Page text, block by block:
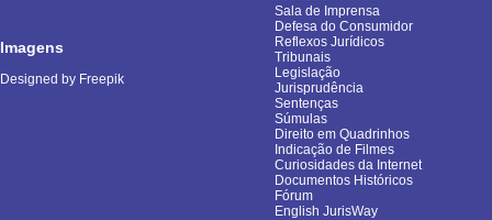
Imagens
Designed by Freepik
Sala de Imprensa
Defesa do Consumidor
Reflexos Jurídicos
Tribunais
Legislação
Jurisprudência
Sentenças
Súmulas
Direito em Quadrinhos
Indicação de Filmes
Curiosidades da Internet
Documentos Históricos
Fórum
English JurisWay